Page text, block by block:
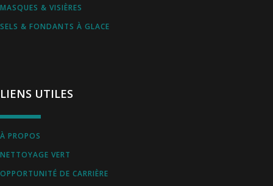
MASQUES & VISIÈRES
SELS & FONDANTS À GLACE
LIENS UTILES
À PROPOS
NETTOYAGE VERT
OPPORTUNITÉ DE CARRIÈRE